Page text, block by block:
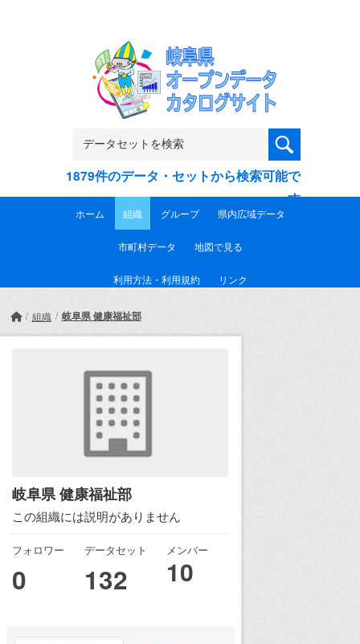
1879件のデータ・セットから検索可能で
す
ホーム 組織 グループ 県内広域データ
市町村データ 地図で見る
利用方法・利用規約 リンク
組織 岐阜県 健康福祉部
岐阜県 健康福祉部
この組織には説明がありません
フォロワー
0
データセット
132
メンバー
10